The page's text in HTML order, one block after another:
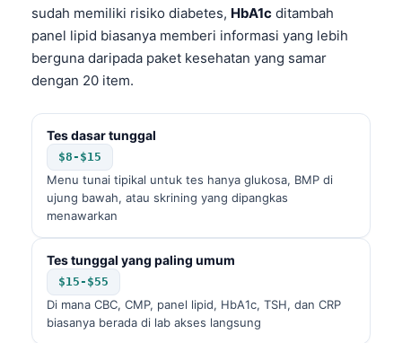
sudah memiliki risiko diabetes, HbA1c ditambah
panel lipid biasanya memberi informasi yang lebih
berguna daripada paket kesehatan yang samar
dengan 20 item.
Tes dasar tunggal
$8-$15
Menu tunai tipikal untuk tes hanya glukosa, BMP di
ujung bawah, atau skrining yang dipangkas
menawarkan
Tes tunggal yang paling umum
$15-$55
Di mana CBC, CMP, panel lipid, HbA1c, TSH, dan CRP
biasanya berada di lab akses langsung